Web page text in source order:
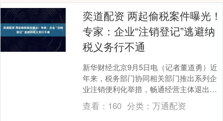
奕道配资 两起偷税案件曝光！
专家：企业“注销登记”逃避纳
税义务行不通
新华财经北京9月5日电（记者董道勇）近
年来，税务部门协同相关部门推出系列企
业注销便利化举措，畅通经营主体退出渠
道，然而有不法分子利用注销登记的便利
奕道配资，通过....
查看： 160 分类： 万通配资